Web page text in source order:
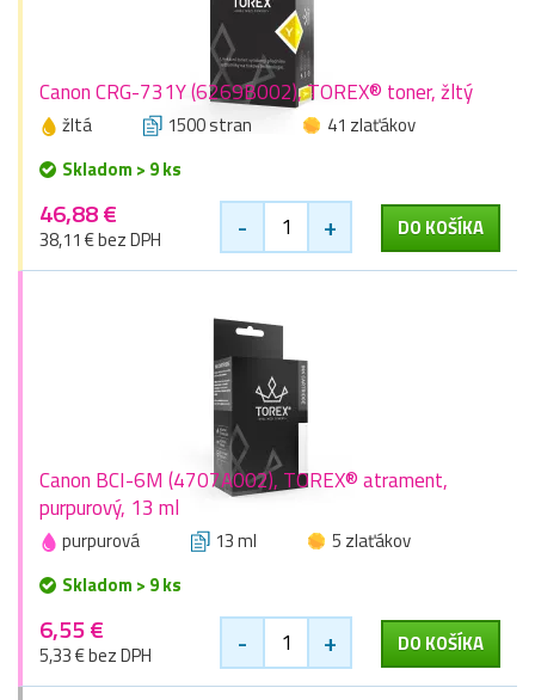
Canon CRG-731Y (6269B002), TOREX® toner, žltý
žltá 1500 stran
41 zlaťákov
Skladom > 9 ks
46,88 €
38,11 € bez DPH - + DO KOŠÍKA
Canon BCI-6M (4707A002), TOREX® atrament,
purpurový, 13 ml
purpurová 13 ml
5 zlaťákov
Skladom > 9 ks
6,55 €
5,33 € bez DPH - + DO KOŠÍKA